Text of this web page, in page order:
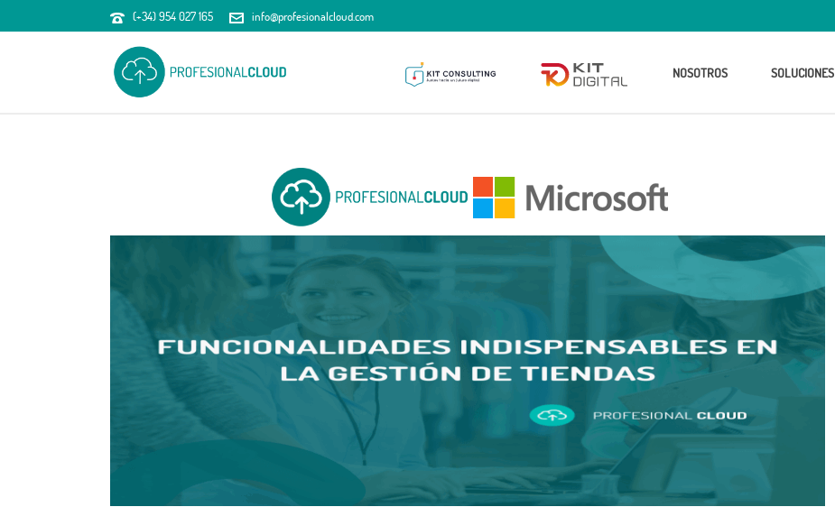
(+34) 954 027 165 info@profesionalcloud.com
NOSOTROS SOLUCIONES